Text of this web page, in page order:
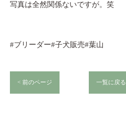
写真は全然関係ないですが。笑
#ブリーダー#子犬販売#葉山
< 前のページ 一覧に戻る